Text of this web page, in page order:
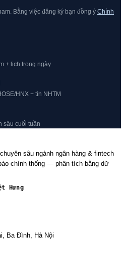
Bằng việc đăng ký bạn đồng ý Chính
+ lịch trong ngày
HNX + tin NHTM
sâu cuối tuần
sâu ngành ngân hàng & fintech
chính thống — phân tích bằng dữ
Hưng
Ba Đình, Hà Nội